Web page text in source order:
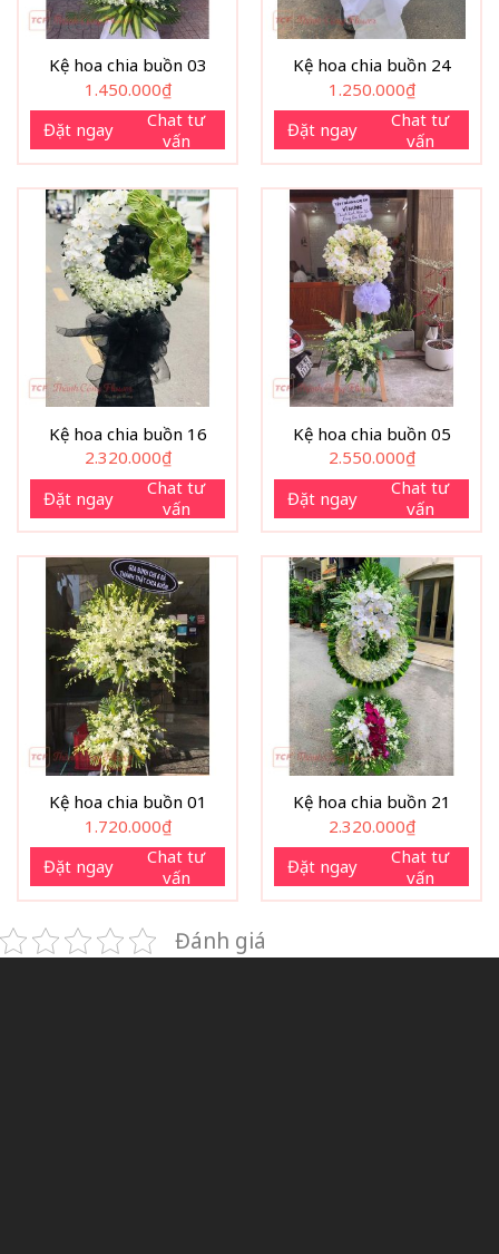
Kệ hoa chia buồn 03
1.450.000₫
Đặt ngay
Chat tư
vấn
Kệ hoa chia buồn 24
1.250.000₫
Đặt ngay
Chat tư
vấn
Kệ hoa chia buồn 16
2.320.000₫
Đặt ngay
Chat tư
vấn
Kệ hoa chia buồn 05
2.550.000₫
Đặt ngay
Chat tư
vấn
Kệ hoa chia buồn 01
1.720.000₫
Đặt ngay
Chat tư
vấn
Kệ hoa chia buồn 21
2.320.000₫
Đặt ngay
Chat tư
vấn
Đánh giá